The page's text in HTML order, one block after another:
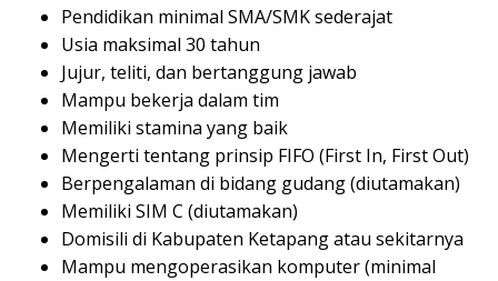
Pendidikan minimal SMA/SMK sederajat
Usia maksimal 30 tahun
Jujur, teliti, dan bertanggung jawab
Mampu bekerja dalam tim
Memiliki stamina yang baik
Mengerti tentang prinsip FIFO (First In, First Out)
Berpengalaman di bidang gudang (diutamakan)
Memiliki SIM C (diutamakan)
Domisili di Kabupaten Ketapang atau sekitarnya
Mampu mengoperasikan komputer (minimal